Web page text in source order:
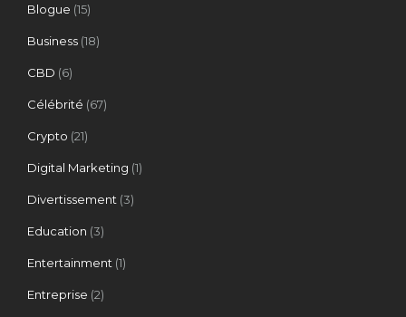
Blogue (15)
Business (18)
CBD (6)
Célébrité (67)
Crypto (21)
Digital Marketing (1)
Divertissement (3)
Education (3)
Entertainment (1)
Entreprise (2)